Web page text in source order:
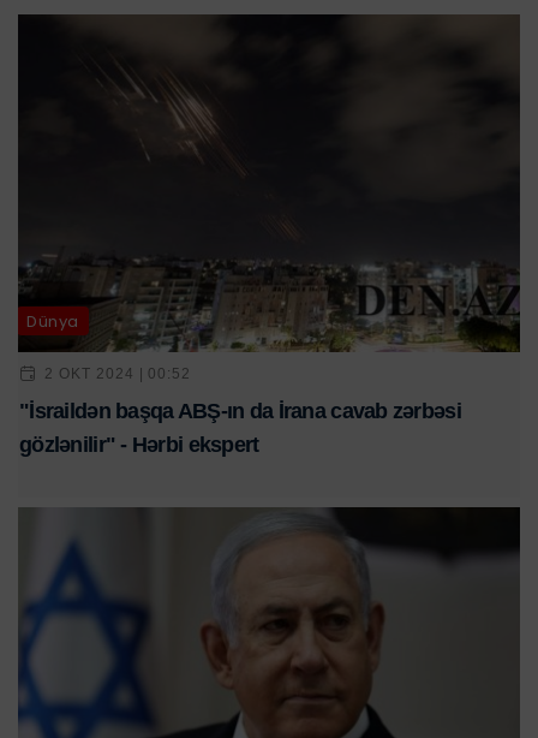
Dünya
2 OKT 2024 | 00:52
"İsraildən başqa ABŞ-ın da İrana cavab zərbəsi
gözlənilir" - Hərbi ekspert